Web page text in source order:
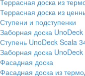
Террасная доска из
Террасная доска из
Ступени и подступенки
Заборная доска
Ступень UnoDeck Scala
Заборная доска
Фасадная доска
Фасадная доска из